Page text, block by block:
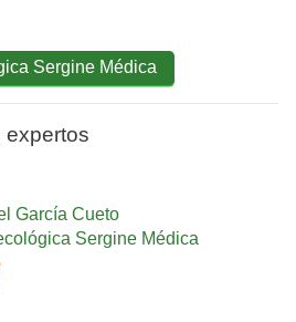
Sergine Médica
expertos
García Cueto
Sergine Médica